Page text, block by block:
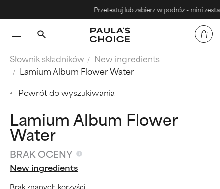
Przetestuj lub zabierz w podróż - mini zestawy
Słownik składników
New ingredients
Lamium Album Flower Water
Powrót do wyszukiwania
Lamium Album Flower
Water
BRAK OCENY
New ingredients
Brak znanych korzyści